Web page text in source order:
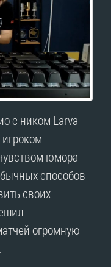
с ником Larva
юмора
способов
своих
огромную